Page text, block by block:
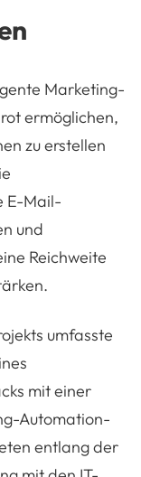
Marketing-
ermöglichen,
zu erstellen
E-Mail-
und
Reichweite
umfasste
mit einer
Automation-
entlang der